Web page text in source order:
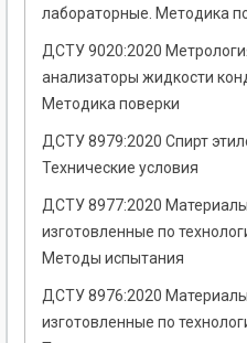
лабораторные. Методика
ДСТУ 9020:2020
анализаторы жидкости
Методика поверки
ДСТУ 8979:2020 Спирт
Технические условия
ДСТУ 8977:2020
изготовленные по
Методы испытания
ДСТУ 8976:2020
изготовленные по